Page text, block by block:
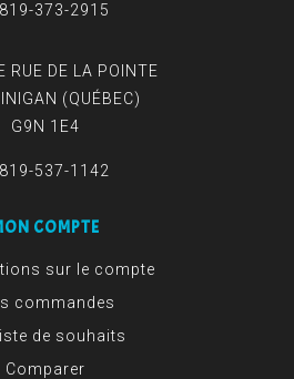
819-373-2915
RUE DE LA POINTE
(QUÉBEC)
G9N 1E4
819-537-1142
COMPTE
sur le compte
commandes
de souhaits
Comparer